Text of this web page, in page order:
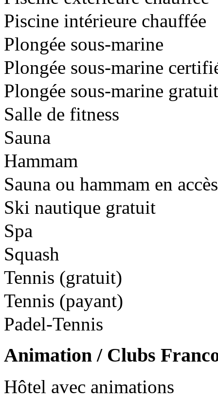
Piscine intérieure chauffée
Plongée sous-marine
Plongée sous-marine
Plongée sous-marine
Salle de fitness
Sauna
Hammam
Sauna ou hammam en
Ski nautique gratuit
Spa
Squash
Tennis (gratuit)
Tennis (payant)
Padel-Tennis
Animation / Clubs
Hôtel avec animations